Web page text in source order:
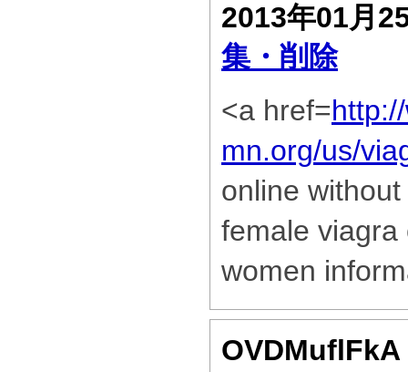
2013年01月
集・削除
<a href=
mn.org/us/
online
female
women
OVDMuflFkA